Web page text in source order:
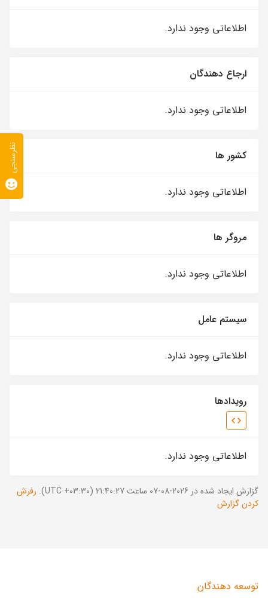
اطلاعاتی وجود ندارد.
ارجاع دهندگان
اطلاعاتی وجود ندارد.
کشور ها
اطلاعاتی وجود ندارد.
مروگر ها
اطلاعاتی وجود ندارد.
سیستم عامل
اطلاعاتی وجود ندارد.
رویدادها
اطلاعاتی وجود ندارد.
گزارش ایجاد شده در 2026-08-07 ساعت 21:40:27 (UTC +03:30).
رفرش
کردن گزارش
توسعه دهندگان
نظرسنجی